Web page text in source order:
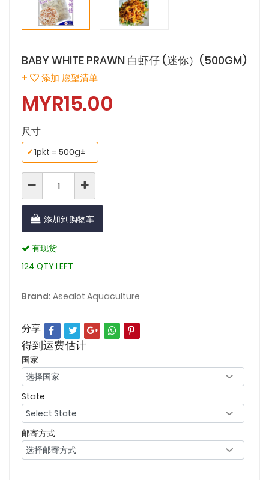
BABY WHITE PRAWN 白虾仔 (迷你）(500GM)
+ 添加 愿望清单
MYR15.00
尺寸
1pkt = 500g±
✓
添加到购物车
有现货
124 QTY LEFT
Brand: Asealot Aquaculture
分享
得到运费估计
国家
State
邮寄方式